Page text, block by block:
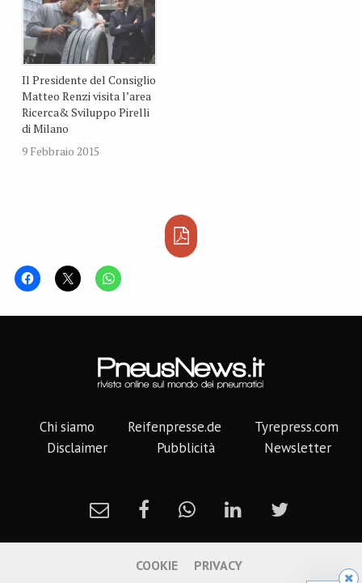
Il Presidente del Consiglio
Matteo Renzi visita l’area
Ricerca& Sviluppo Pirelli
di Milano
9 Febbraio 2015
Chi siamo Reifenpresse.de
Tyrepress.com
Disclaimer
Pubblicità Newsletter
COOKIE PRIVACY